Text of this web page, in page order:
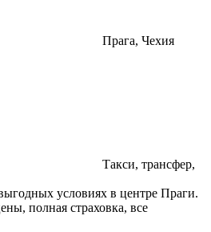
Прага, Чехия
Такси, трансфер,
условиях в центре Праги.
полная страховка, все